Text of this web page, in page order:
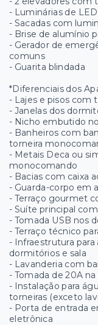
- Luminárias de
- Sacadas com
- Brise de alumínio
- Gerador de
comuns
- Guarita blindada
*Diferenciais dos
- Lajes e pisos com
- Janelas dos
- Nicho embutido
- Banheiros com
torneira
- Metais Deca ou
monocomando
- Bacias com caixa
- Guarda-corpo em
- Terraço gourmet
- Suíte principal
- Tomada USB nos
- Terraço técnico
- Infraestrutura
dormitórios e sala
- Lavanderia com
- Tomada de 20A
- Instalação para
torneiras (exceto
- Porta de entrada
eletrônica